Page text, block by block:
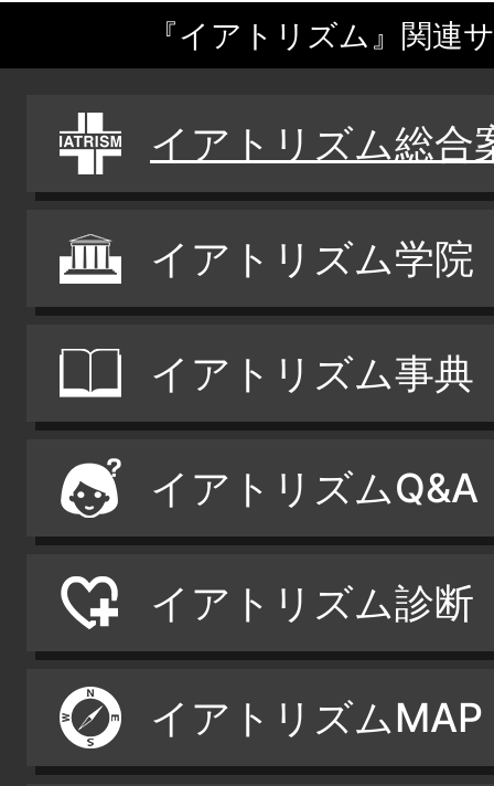
『イアトリズム』関連
イアトリズム総合
イアトリズム学院
イアトリズム事典
イアトリズムQ&A
イアトリズム診断
イアトリズムMAP